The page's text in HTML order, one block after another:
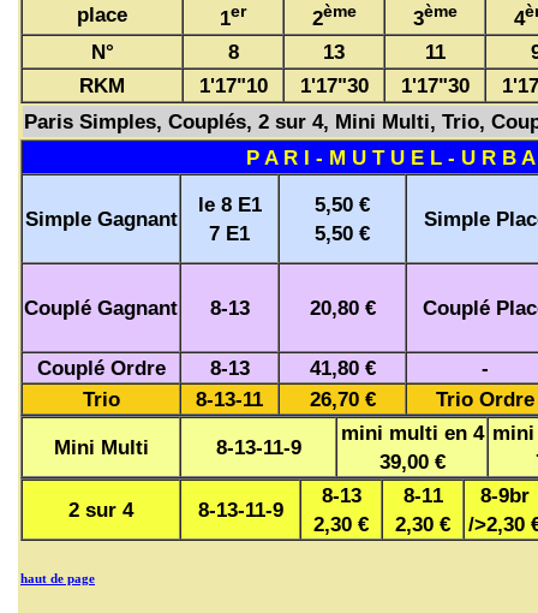
place 1er 2ème 3ème 4
N° 8 13 11
RKM
1'17"10 1'17"30 1'17"30
Paris Simples, Couplés, 2 sur 4, Mini Multi, Trio,
P A R I - M U T U E L - U R B
Simple Gagnant
le 8 E1
7 E1
5,50 €
5,50 €
Simple
Couplé Gagnant 8-13 20,80 € Couplé
Couplé Ordre 8-13 41,80 €
-
Trio
8-13-11 26,70 €
Trio Ordre
Mini Multi
8-13-11-9
mini multi en 4
39,00 €
2 sur 4
8-13-11-9
8-13
2,30 €
8-11
2,30 €
8-9br
/>2,30
haut de page